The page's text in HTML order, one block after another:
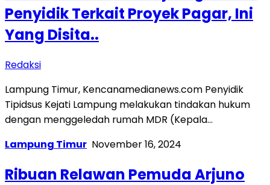
Penyidik Terkait Proyek Pagar, Ini
Yang Disita..
Redaksi
Lampung Timur, Kencanamedianews.com Penyidik
Tipidsus Kejati Lampung melakukan tindakan hukum
dengan menggeledah rumah MDR (Kepala…
Lampung Timur November 16, 2024
Ribuan Relawan Pemuda Arjuno